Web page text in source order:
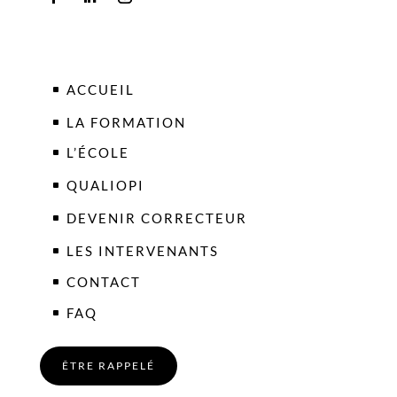
ACCUEIL
LA FORMATION
L’ÉCOLE
QUALIOPI
DEVENIR CORRECTEUR
LES INTERVENANTS
CONTACT
FAQ
ÊTRE RAPPELÉ